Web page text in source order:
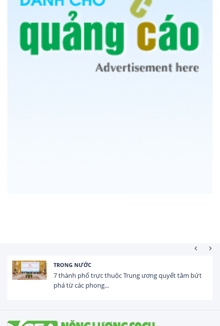
HOẠT ĐỘNG ĐẦU TƯ
Tổng vốn FDI đăng ký vào Việt Nam đạt gần 25 tỷ
USD trong 5 tháng...